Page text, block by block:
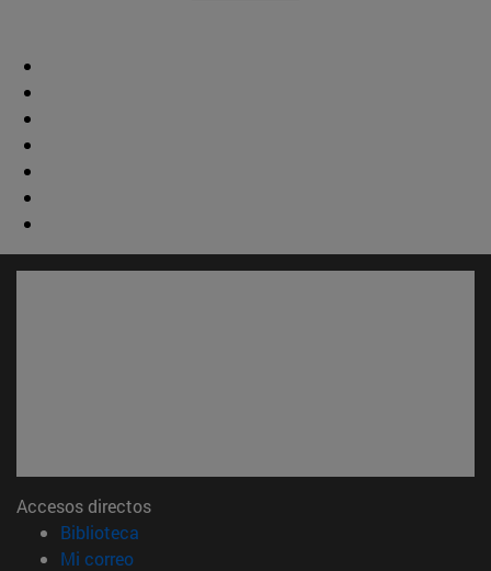
Accesos directos
Biblioteca
Mi correo(abre en nueva ventana)